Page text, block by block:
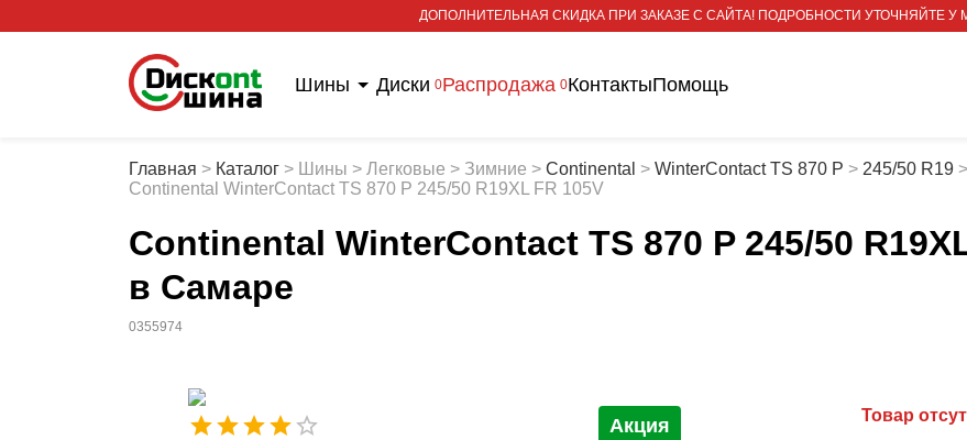
ДОПОЛНИТЕЛЬНАЯ СКИДКА ПРИ ЗАКАЗЕ С САЙТА! ПОДРОБНОСТИ УТОЧНЯЙТЕ У
Шины Диски 0Распродажа 0КонтактыПомощь
Главная > Каталог > Шины > Легковые > Зимние > Continental > WinterContact TS 870 P > 245/50 R19 >
Continental WinterContact TS 870 P 245/50 R19XL FR 105V
Continental WinterContact TS 870 P 245/50
в Самаре
0355974
Акция Товар